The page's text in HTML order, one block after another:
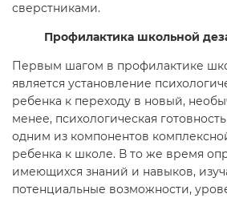
сверстниками.
Профилактика школьной
Первым шагом в профилактике
является установление
ребенка к переходу в новый,
менее, психологическая
одним из компонентов
ребенка к школе. В то же время
имеющихся знаний и навыков,
потенциальные возможности,